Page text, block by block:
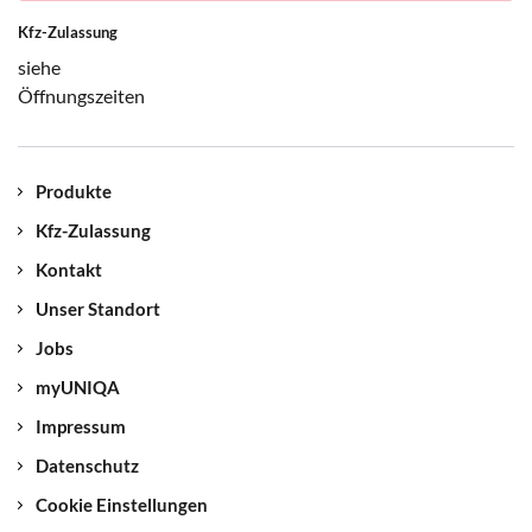
Welche KFZ-Schäden sind unverzüglich
der Polizei zu melden?
Kfz-Zulassung
siehe
Öffnungszeiten
Produkte
Kfz-Zulassung
Kontakt
Unser Standort
Jobs
myUNIQA
Impressum
Datenschutz
Cookie Einstellungen